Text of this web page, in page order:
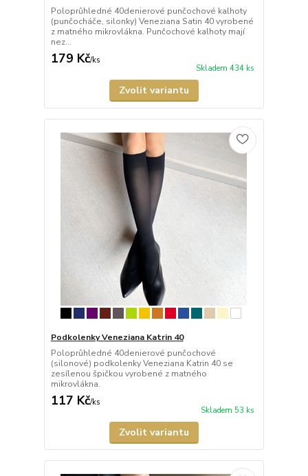
Poloprůhledné 40denierové punčochové kalhoty
(punčocháče, silonky) Veneziana Satin 40 vyrobené
z matného mikrovlákna. Punčochové kalhoty mají
nez...
179 Kč/ks
Skladem 434 ks
Zvolit variantu
Podkolenky Veneziana Katrin 40
Poloprůhledné 40denierové punčochové
(silonové) podkolenky Veneziana Katrin 40 se
zesílenou špičkou vyrobené z matného
mikrovlákna.
117 Kč/ks
Skladem 53 ks
Zvolit variantu